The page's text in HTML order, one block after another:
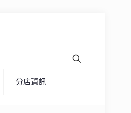
分店資訊